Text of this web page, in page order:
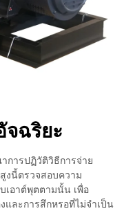
จฉริยะ
การปฏิวัติวิธีการจ่าย
งนี้ตรวจสอบความ
เอาต์พุตตามนั้น เพื่อ
และการสึกหรอที่ไม่จำเป็น